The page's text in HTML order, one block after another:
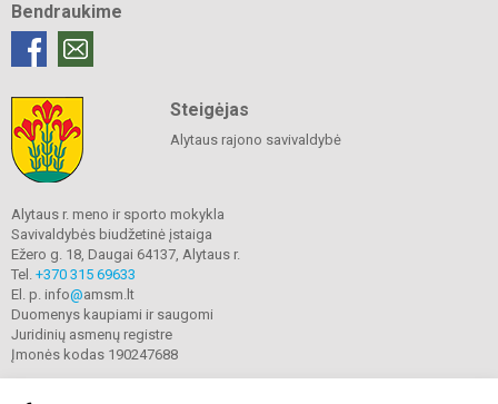
Bendraukime
Steigėjas
Alytaus rajono savivaldybė
Alytaus r. meno ir sporto mokykla
Savivaldybės biudžetinė įstaiga
Ežero g. 18, Daugai 64137, Alytaus r.
Tel. +370 315 69633
El. p. info@amsm.lt
Duomenys kaupiami ir saugomi
Juridinių asmenų registre
Įmonės kodas 190247688